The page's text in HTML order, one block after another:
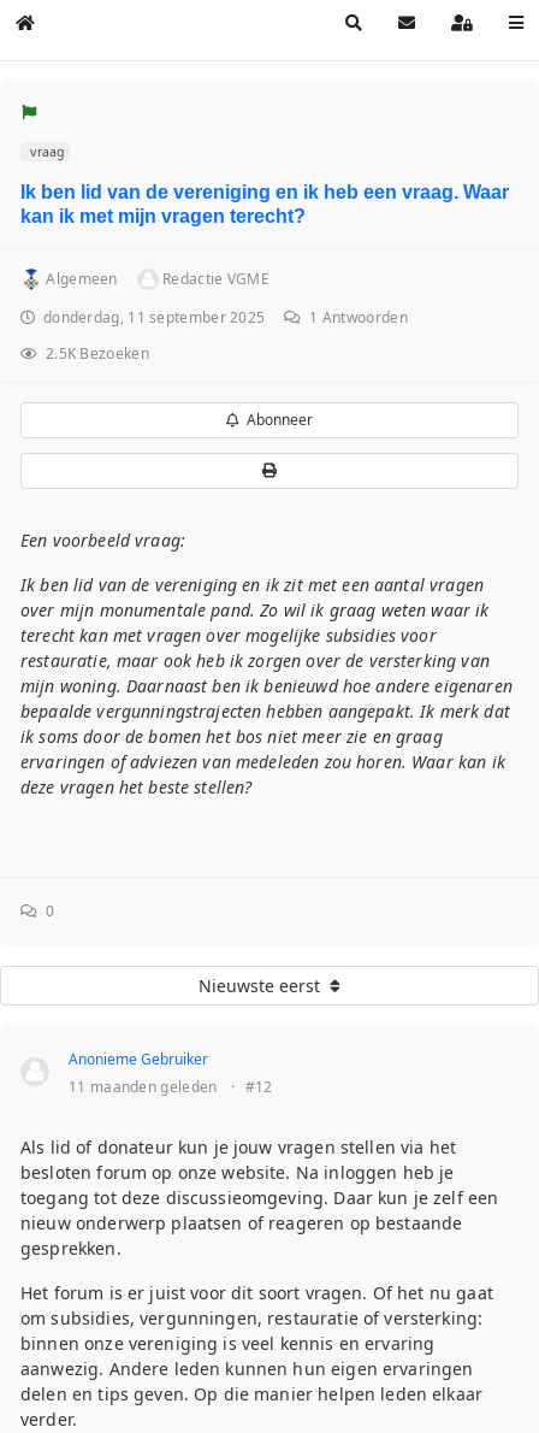
Home Search Sign In
vraag
Ik ben lid van de vereniging en ik heb een vraag. Waar
kan ik met mijn vragen terecht?
Algemeen
Redactie VGME
donderdag, 11 september 2025
1 Antwoorden
2.5K Bezoeken
Abonneer
Een voorbeeld vraag:
Ik ben lid van de vereniging en ik zit met een aantal vragen
over mijn monumentale pand. Zo wil ik graag weten waar ik
terecht kan met vragen over mogelijke subsidies voor
restauratie, maar ook heb ik zorgen over de versterking van
mijn woning. Daarnaast ben ik benieuwd hoe andere eigenaren
bepaalde vergunningstrajecten hebben aangepakt. Ik merk dat
ik soms door de bomen het bos niet meer zie en graag
ervaringen of adviezen van medeleden zou horen. Waar kan ik
deze vragen het beste stellen?
0
Nieuwste eerst
Anonieme Gebruiker
11 maanden geleden
· #12
Als lid of donateur kun je jouw vragen stellen via het
besloten forum op onze website. Na inloggen heb je
toegang tot deze discussieomgeving. Daar kun je zelf een
nieuw onderwerp plaatsen of reageren op bestaande
gesprekken.
Het forum is er juist voor dit soort vragen. Of het nu gaat
om subsidies, vergunningen, restauratie of versterking:
binnen onze vereniging is veel kennis en ervaring
aanwezig. Andere leden kunnen hun eigen ervaringen
delen en tips geven. Op die manier helpen leden elkaar
verder.